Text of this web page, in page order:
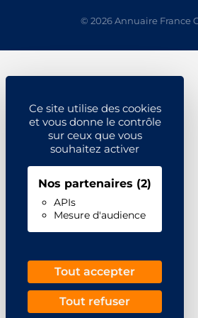
Ce site utilise des cookies
et vous donne le contrôle
sur ceux que vous
souhaitez activer
Nos partenaires (2)
APIs
Mesure d'audience
Tout accepter
Tout refuser
© 2026 Annuaire France